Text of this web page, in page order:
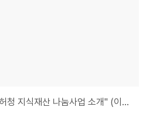
제4회 적정기술포럼 - "특허청 지식재산 나눔사업 소개" (이진화)